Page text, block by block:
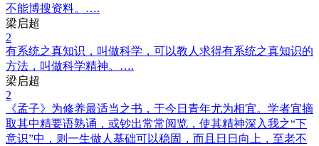
不能博搜资料。….
梁启超
2
有系统之真知识，叫做科学，可以教人求得有系统之真知识的
方法，叫做科学精神。….
梁启超
2
《孟子》为修养最适当之书，于今日青年尤为相宜。学者宜摘
取其中精要语熟诵，或钞出常常阅览，使其精神深入我之“下
意识”中，则一生做人基础可以稳固，而且日日向上，至老不